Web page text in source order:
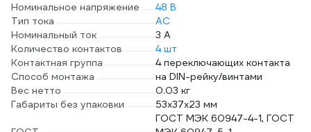
Номинальное напряжение
48 В
Тип тока
AC
Номинальный ток
3 А
Количество контактов
4 шт
Контактная группа
4 переключающих контакта
Способ монтажа
на DIN-рейку/винтами
Вес нетто
0.03 кг
Габариты без упаковки
53х37х23 мм
ГОСТ МЭК 60947-4-1, ГОСТ